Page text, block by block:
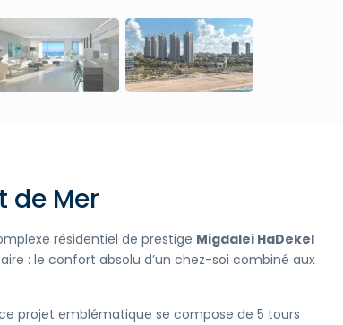
de Mer
résidentiel de prestige Migdalei HaDekel
: le confort absolu d’un chez-soi combiné aux
projet emblématique se compose de 5 tours